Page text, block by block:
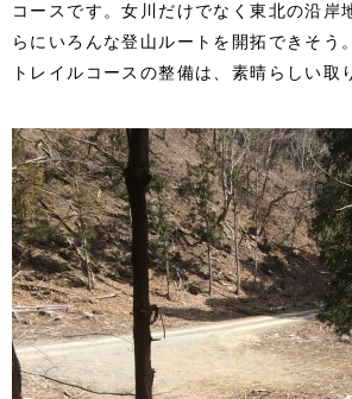
コースです。女川だけでなく東北の沿
らにいろんな登山ルートを開拓できそ
トレイルコースの整備は、素晴らしい取